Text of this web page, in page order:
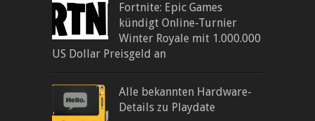
Fortnite: Epic Games
kündigt Online-Turnier
Winter Royale mit 1.000.000
US Dollar Preisgeld an
Alle bekannten Hardware-
Details zu Playdate